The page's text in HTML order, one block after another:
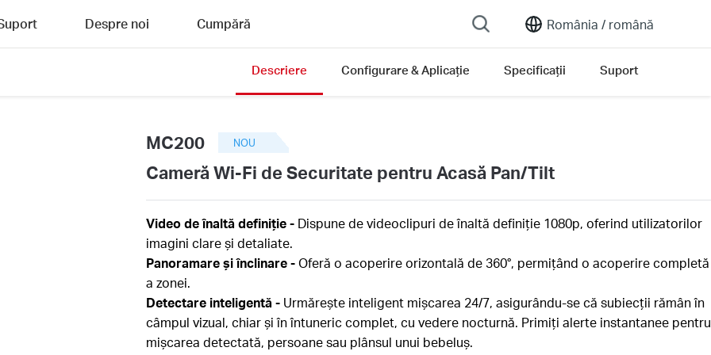
România / română
Despre noi Cumpără
Descriere Configurare & Aplicație Specificații Suport
MC200 NOU
Cameră Wi-Fi de Securitate pentru Acasă Pan/Tilt
Video de înaltă definiție - Dispune de videoclipuri de înaltă definiție 1080p, oferind utilizatorilor
imagini clare și detaliate.
Panoramare și înclinare -Oferă o acoperire orizontală de 360°, permițând o acoperire completă
a zonei.
Detectare inteligentă - Urmărește inteligent mișcarea 24/7, asigurându-se că subiecții rămân în
câmpul vizual, chiar și în întuneric complet, cu vedere nocturnă. Primiți alerte instantanee pentru
mișcarea detectată, persoane sau plânsul unui bebeluș.